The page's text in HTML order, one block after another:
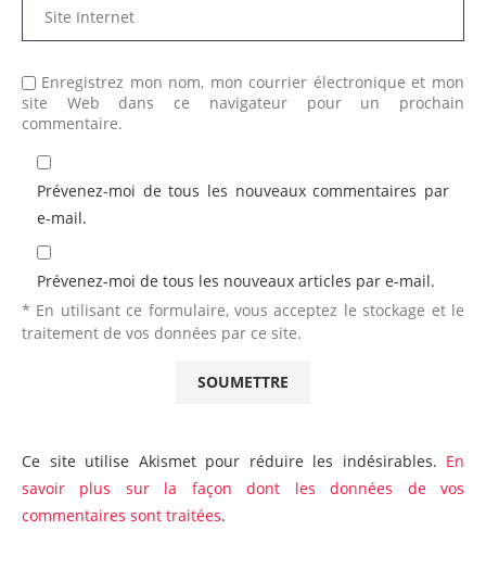
Enregistrez mon nom, mon courrier électronique et mon
site Web dans ce navigateur pour un prochain
commentaire.
Prévenez-moi de tous les nouveaux commentaires par
e-mail.
Prévenez-moi de tous les nouveaux articles par e-mail.
* En utilisant ce formulaire, vous acceptez le stockage et le
traitement de vos données par ce site.
Ce site utilise Akismet pour réduire les indésirables. En
savoir plus sur la façon dont les données de vos
commentaires sont traitées.